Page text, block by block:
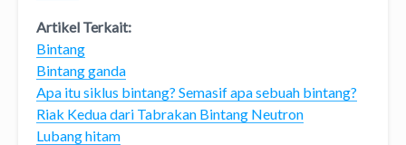
Artikel Terkait:
Bintang
Bintang ganda
Apa itu siklus bintang? Semasif apa sebuah bintang?
Riak Kedua dari Tabrakan Bintang Neutron
Lubang hitam